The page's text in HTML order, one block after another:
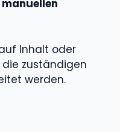
Inhalt oder
zuständigen
werden.